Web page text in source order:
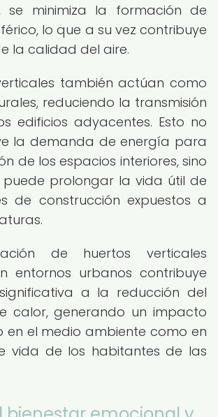
se minimiza la formación de
lo que a su vez contribuye
la calidad del aire.
también actúan como
reduciendo la transmisión
edificios adyacentes. Esto no
la demanda de energía para
de los espacios interiores, sino
prolongar la vida útil de
de construcción expuestos a
de huertos verticales
entornos urbanos contribuye
a la reducción del
calor, generando un impacto
en el medio ambiente como en
vida de los habitantes de las